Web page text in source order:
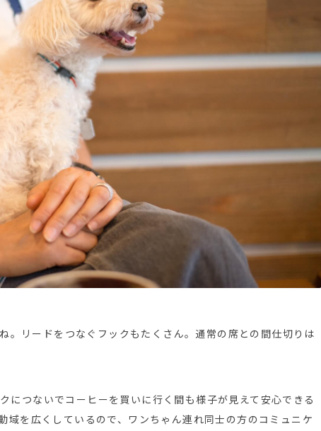
。リードをつなぐフックもたくさん。通常の席との間仕切りは
につないでコーヒーを買いに行く間も様子が見えて安心できる
域を広くしているので、ワンちゃん連れ同士の方のコミュニケ